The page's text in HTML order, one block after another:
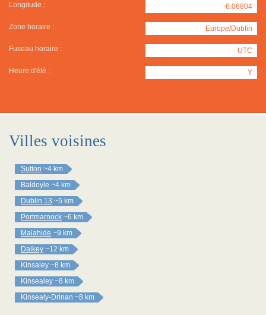
Longitude : -6.06804
Zone horaire : Europe/Dublin
Fuseau horaire : UTC
Heure d'été : Y
Villes voisines
Sutton ~4 km
Baldoyle ~4 km
Dublin 13 ~5 km
Portmarnock ~6 km
Malahide ~9 km
Dalkey ~12 km
Kinsaley ~8 km
Kinsealey ~8 km
Kinsealy-Drinan ~8 km